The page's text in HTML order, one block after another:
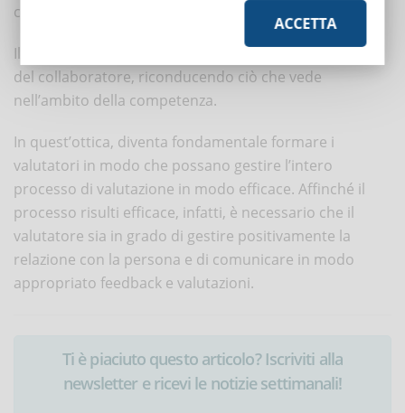
comportamento, che è ciò che noi vediamo.
Il valutatore osserverà e registrerà il comportamento
del collaboratore, riconducendo ciò che vede
nell’ambito della competenza.
In quest’ottica, diventa fondamentale formare i
valutatori in modo che possano gestire l’intero
processo di valutazione in modo efficace. Affinché il
processo risulti efficace, infatti, è necessario che il
valutatore sia in grado di gestire positivamente la
relazione con la persona e di comunicare in modo
appropriato feedback e valutazioni.
Ti è piaciuto questo articolo? Iscriviti alla
newsletter e ricevi le notizie settimanali!
ACCETTA